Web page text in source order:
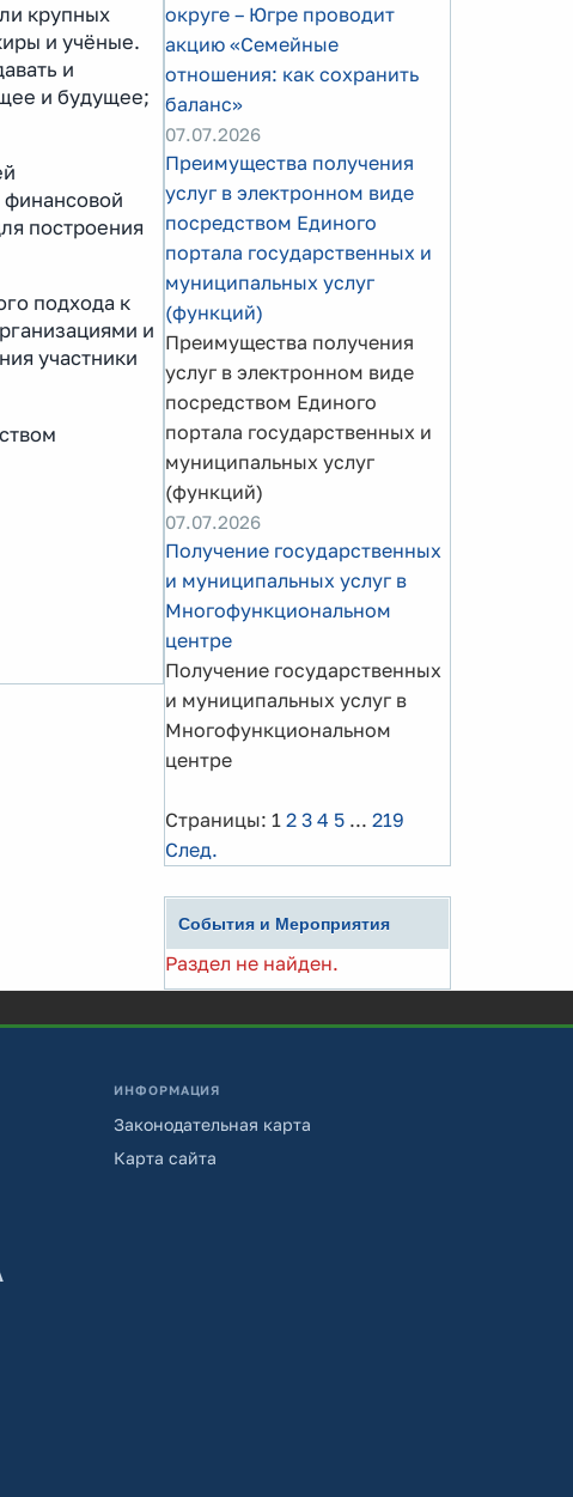
крупных
и учёные.
и
и будущее;
финансовой
построения
подхода к
и
участники
округе – Югре проводит
акцию «Семейные
отношения: как сохранить
баланс»
07.07.2026
Преимущества получения
услуг в электронном виде
посредством Единого
портала государственных и
муниципальных услуг
(функций)
Преимущества получения
услуг в электронном виде
посредством Единого
портала государственных и
муниципальных услуг
(функций)
07.07.2026
Получение государственных
и муниципальных услуг в
Многофункциональном
центре
Получение государственных
и муниципальных услуг в
Многофункциональном
центре
Страницы: 1 2 3 4 5 ... 219
След.
События и Мероприятия
Раздел не найден.
ИНФОРМАЦИЯ
Законодательная карта
Карта сайта